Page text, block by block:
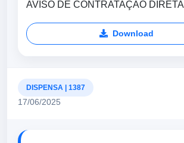
AVISO DE CONTRATAÇÃO DIRETA
Download
DISPENSA | 1387
17/06/2025